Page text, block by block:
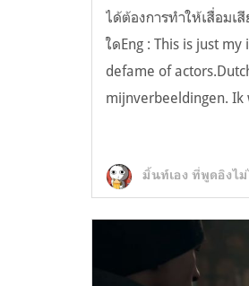
ได้ต้องการทำให้เสื่อมเ
ใดEng : This is just
defame of
mijnverbeeldingen. Ik
มิ้นท์เอง ที่พูดอิงไม่ได้ พู